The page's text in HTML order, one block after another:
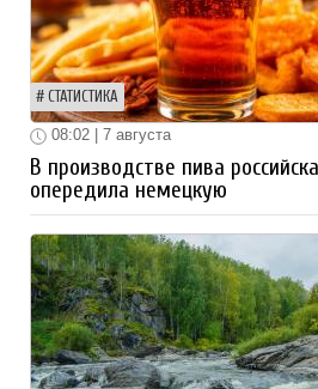
СТАТИСТИКА
08:02 | 7 августа
В производстве пива
опередила немецкую